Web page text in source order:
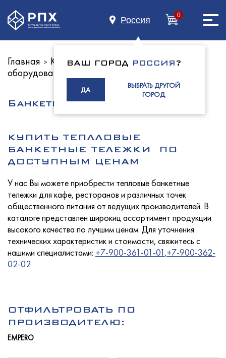
Россия
ВАШ ГОРОД РОССИЯ ?
ДА
ВЫБРАТЬ ДРУГОЙ
ГОРОД
0
Индустриям
Новости
Главная > Каталог оборудования>Тепловое
оборудование
Банкетные тележки
КУПИТЬ ТЕПЛЛОВЫЕ
БАНКЕТНЫЕ ТЕЛЕЖКИ ПО
ДОСТУПНЫМ ЦЕНАМ
У нас Вы можете приобрести тепловые банкетные
тележки для кафе, ресторанов и различных точек
общественного питания от ведущих производителей. В
каталоге представлен широкиц ассортимент продукции
высокого качества по лучшим ценам. Для уточнения
технических характеристик и стоимости, свяжитесь с
нашими специалистами: +7-900-361-01-01,+7-900-362-
02-02
ОТФИЛЬТРОВАТЬ ПО
ПРОИЗВОДИТЕЛЮ:
EMPERO